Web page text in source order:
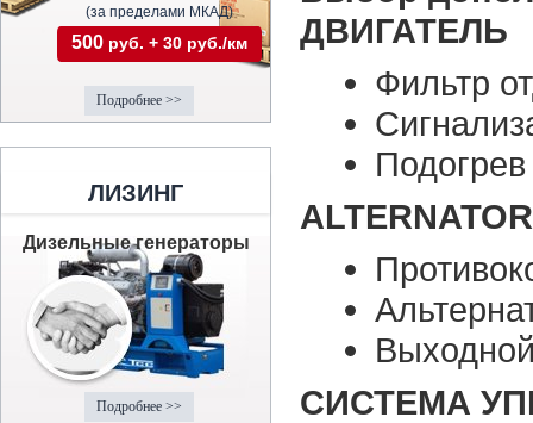
(за пределами МКАД)
500 руб. + 30 руб./км
Подробнее >>
ЛИЗИНГ
Дизельные генераторы
Подробнее >>
ДВИГАТЕЛЬ
Фильтр
ALTERNATOR
СИСТЕМА